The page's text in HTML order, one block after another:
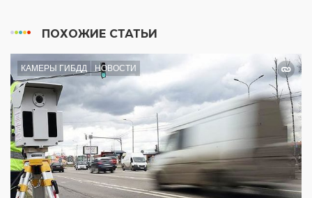
ПОХОЖИЕ СТАТЬИ
КАМЕРЫ ГИБДД НОВОСТИ